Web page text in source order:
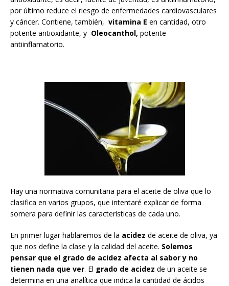
por último reduce el riesgo de enfermedades cardiovasculares
y cáncer. Contiene, también, vitamina E en cantidad, otro
potente antioxidante, y Oleocanthol, potente
antiinflamatorio.
Hay una normativa comunitaria para el aceite de oliva que lo
clasifica en varios grupos, que intentaré explicar de forma
somera para definir las características de cada uno.
En primer lugar hablaremos de la acidez de aceite de oliva, ya
que nos define la clase y la calidad del aceite. Solemos
pensar que el grado de acidez afecta al sabor y no
tienen nada que ver. El grado de acidez de un aceite se
determina en una analítica que indica la cantidad de ácidos